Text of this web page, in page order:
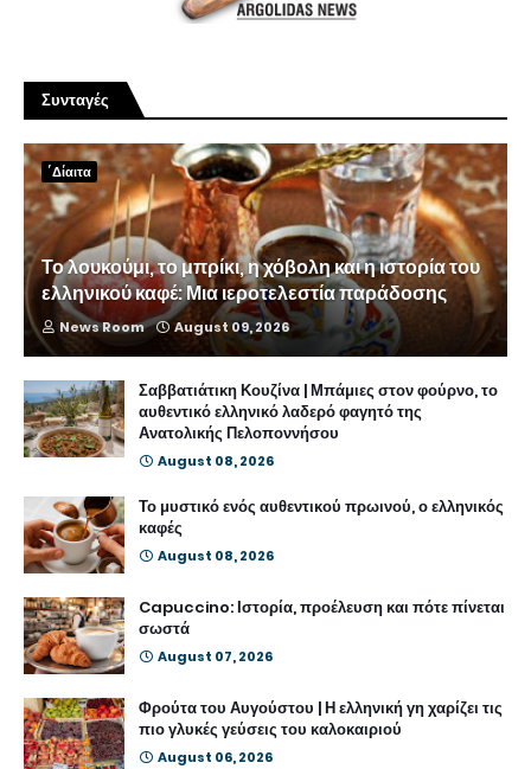
Συνταγές
΄Δίαιτα
Το λουκούμι, το μπρίκι, η χόβολη και η ιστορία του
ελληνικού καφέ: Μια ιεροτελεστία παράδοσης
News Room August 09, 2026
Σαββατιάτικη Κουζίνα | Μπάμιες στον φούρνο, το
αυθεντικό ελληνικό λαδερό φαγητό της
Ανατολικής Πελοποννήσου
August 08, 2026
Το μυστικό ενός αυθεντικού πρωινού, ο ελληνικός
καφές
August 08, 2026
Capuccino: Ιστορία, προέλευση και πότε πίνεται
σωστά
August 07, 2026
Φρούτα του Αυγούστου | Η ελληνική γη χαρίζει τις
πιο γλυκές γεύσεις του καλοκαιριού
August 06, 2026